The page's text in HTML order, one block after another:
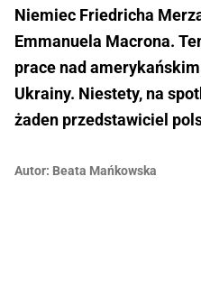
Niemiec Friedricha
Emmanuela Macrona.
prace nad
Ukrainy. Niestety, na
żaden przedstawiciel
Autor: Beata Mańkowska